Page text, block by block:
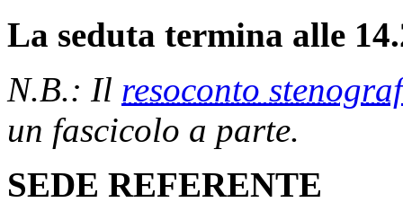
La seduta termina alle
N.B.: Il resoconto
un fascicolo a parte.
SEDE REFERENTE